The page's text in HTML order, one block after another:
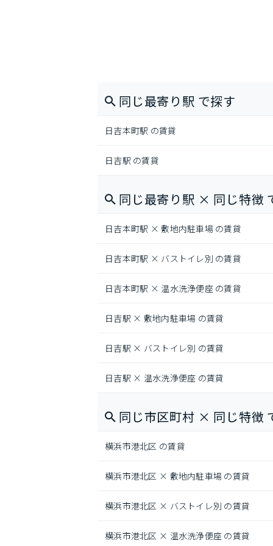
同じ最寄り駅 で探す
日吉本町駅 の賃貸
日吉駅 の賃貸
同じ最寄り駅 × 同じ特徴
日吉本町駅 × 敷地内駐車場 の賃貸
日吉本町駅 × バストイレ別 の賃貸
日吉本町駅 × 温水洗浄便座 の賃貸
日吉駅 × 敷地内駐車場 の賃貸
日吉駅 × バストイレ別 の賃貸
日吉駅 × 温水洗浄便座 の賃貸
同じ市区町村 × 同じ特徴
横浜市港北区 の賃貸
横浜市港北区 × 敷地内駐車場 の賃貸
横浜市港北区 × バストイレ別 の賃貸
横浜市港北区 × 温水洗浄便座 の賃貸